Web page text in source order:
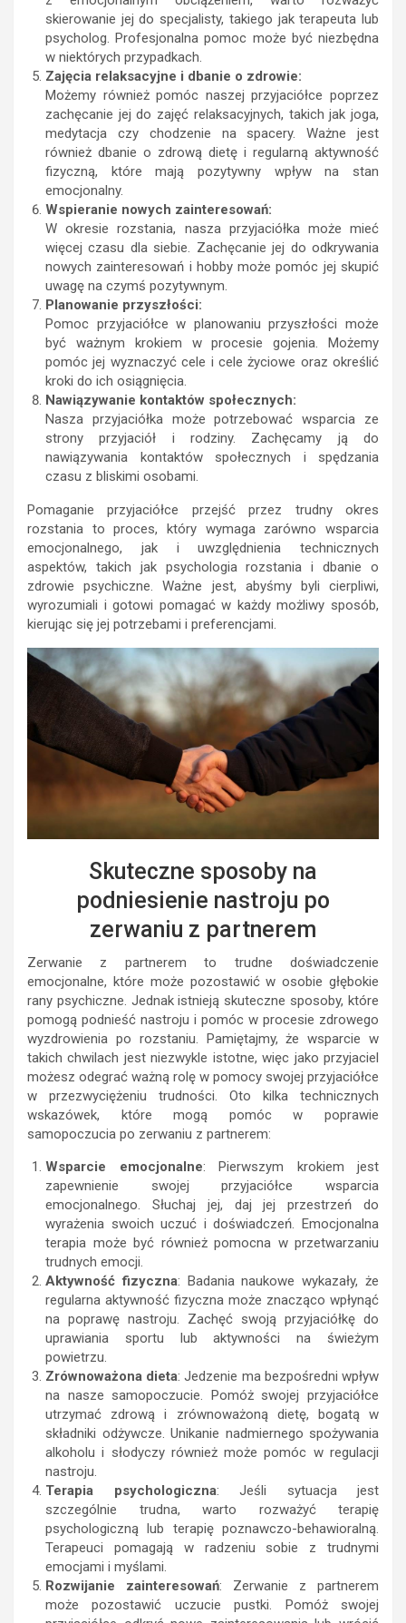
skierowanie jej do specjalisty, takiego jak terapeuta lub
psycholog. Profesjonalna pomoc może być niezbędna
w niektórych przypadkach.
Zajęcia relaksacyjne i dbanie o zdrowie:
Możemy również pomóc naszej przyjaciółce poprzez
zachęcanie jej do zajęć relaksacyjnych, takich jak joga,
medytacja czy chodzenie na spacery. Ważne jest
również dbanie o zdrową dietę i regularną aktywność
fizyczną, które mają pozytywny wpływ na stan
emocjonalny.
Wspieranie nowych zainteresowań:
W okresie rozstania, nasza przyjaciółka może mieć
więcej czasu dla siebie. Zachęcanie jej do odkrywania
nowych zainteresowań i hobby może pomóc jej skupić
uwagę na czymś pozytywnym.
Planowanie przyszłości:
Pomoc przyjaciółce w planowaniu przyszłości może
być ważnym krokiem w procesie gojenia. Możemy
pomóc jej wyznaczyć cele i cele życiowe oraz określić
kroki do ich osiągnięcia.
Nawiązywanie kontaktów społecznych:
Nasza przyjaciółka może potrzebować wsparcia ze
strony przyjaciół i rodziny. Zachęcamy ją do
nawiązywania kontaktów społecznych i spędzania
czasu z bliskimi osobami.
Pomaganie przyjaciółce przejść przez trudny okres
rozstania to proces, który wymaga zarówno wsparcia
emocjonalnego, jak i uwzględnienia technicznych
aspektów, takich jak psychologia rozstania i dbanie o
zdrowie psychiczne. Ważne jest, abyśmy byli cierpliwi,
wyrozumiali i gotowi pomagać w każdy możliwy sposób,
kierując się jej potrzebami i preferencjami.
Skuteczne sposoby na
podniesienie nastroju po
zerwaniu z partnerem
Zerwanie z partnerem to trudne doświadczenie
emocjonalne, które może pozostawić w osobie głębokie
rany psychiczne. Jednak istnieją skuteczne sposoby, które
pomogą podnieść nastroju i pomóc w procesie zdrowego
wyzdrowienia po rozstaniu. Pamiętajmy, że wsparcie w
takich chwilach jest niezwykle istotne, więc jako przyjaciel
możesz odegrać ważną rolę w pomocy swojej przyjaciółce
w przezwyciężeniu trudności. Oto kilka technicznych
wskazówek, które mogą pomóc w poprawie
samopoczucia po zerwaniu z partnerem:
Wsparcie emocjonalne: Pierwszym krokiem jest
zapewnienie swojej przyjaciółce wsparcia
emocjonalnego. Słuchaj jej, daj jej przestrzeń do
wyrażenia swoich uczuć i doświadczeń. Emocjonalna
terapia może być również pomocna w przetwarzaniu
trudnych emocji.
Aktywność fizyczna: Badania naukowe wykazały, że
regularna aktywność fizyczna może znacząco wpłynąć
na poprawę nastroju. Zachęć swoją przyjaciółkę do
uprawiania sportu lub aktywności na świeżym
powietrzu.
Zrównoważona dieta: Jedzenie ma bezpośredni wpływ
na nasze samopoczucie. Pomóż swojej przyjaciółce
utrzymać zdrową i zrównoważoną dietę, bogatą w
składniki odżywcze. Unikanie nadmiernego spożywania
alkoholu i słodyczy również może pomóc w regulacji
nastroju.
Terapia psychologiczna: Jeśli sytuacja jest
szczególnie trudna, warto rozważyć terapię
psychologiczną lub terapię poznawczo-behawioralną.
Terapeuci pomagają w radzeniu sobie z trudnymi
emocjami i myślami.
Rozwijanie zainteresowań: Zerwanie z partnerem
może pozostawić uczucie pustki. Pomóż swojej